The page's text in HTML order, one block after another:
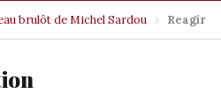
brulôt de Michel Sardou › Reagir